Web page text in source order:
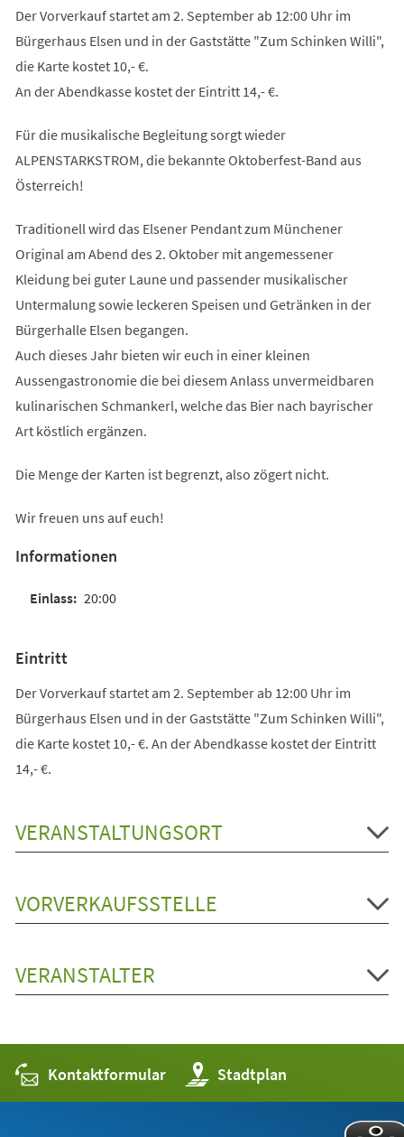
Der Vorverkauf startet am 2. September ab 12:00 Uhr im
Bürgerhaus Elsen und in der Gaststätte "Zum Schinken Willi",
die Karte kostet 10,- €.
An der Abendkasse kostet der Eintritt 14,- €.
Für die musikalische Begleitung sorgt wieder
ALPENSTARKSTROM, die bekannte Oktoberfest-Band aus
Österreich!
Traditionell wird das Elsener Pendant zum Münchener
Original am Abend des 2. Oktober mit angemessener
Kleidung bei guter Laune und passender musikalischer
Untermalung sowie leckeren Speisen und Getränken in der
Bürgerhalle Elsen begangen.
Auch dieses Jahr bieten wir euch in einer kleinen
Aussengastronomie die bei diesem Anlass unvermeidbaren
kulinarischen Schmankerl, welche das Bier nach bayrischer
Art köstlich ergänzen.
Die Menge der Karten ist begrenzt, also zögert nicht.
Wir freuen uns auf euch!
Informationen
20:00
Eintritt
Der Vorverkauf startet am 2. September ab 12:00 Uhr im
Bürgerhaus Elsen und in der Gaststätte "Zum Schinken Willi",
die Karte kostet 10,- €. An der Abendkasse kostet der Eintritt
14,- €.
VERANSTALTUNGSORT
VORVERKAUFSSTELLE
VERANSTALTER
Kontaktformular Stadtplan
(Öffnet
in
einem